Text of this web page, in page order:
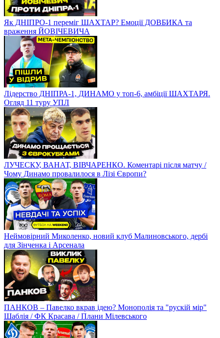
Як ДНІПРО-1 переміг ШАХТАР? Емоції ДОВБИКА та
враження ЙОВІЧЕВИЧА
Лідерство ДНІПРА-1, ДИНАМО у топ-6, амбіції ШАХТАРЯ.
Огляд 11 туру УПЛ
ЛУЧЕСКУ, ВАНАТ, ВІВЧАРЕНКО. Коментарі після матчу /
Чому Динамо провалилося в Лізі Європи?
Неймовірний Миколенко, новий клуб Малиновського, дербі
для Зінченка і Арсенала
ПАНКОВ – Павелко вкрав ідею? Монополія та "рускій мір"
Шаблія / ФК Красава / Плани Мілевського